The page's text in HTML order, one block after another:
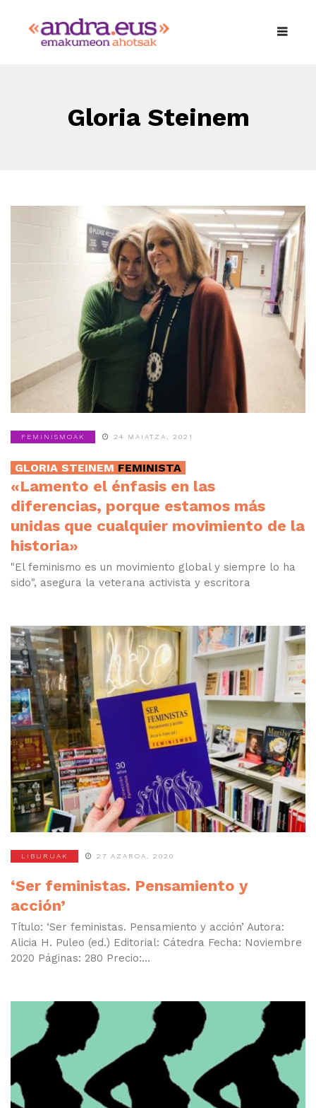
Gloria Steinem
FEMINISMOAK 24 MAIATZA, 2021
GLORIA STEINEM FEMINISTA
«Lamento el énfasis en las
diferencias, porque estamos más
unidas que cualquier movimiento de la
historia»
"El feminismo es un movimiento global y siempre lo ha
sido", asegura la veterana activista y escritora
LIBURUAK 27 AZAROA, 2020
‘Ser feministas. Pensamiento y
acción’
Título: ‘Ser feministas. Pensamiento y acción’ Autora:
Alicia H. Puleo (ed.) Editorial: Cátedra Fecha: Noviembre
2020 Páginas: 280 Precio:...